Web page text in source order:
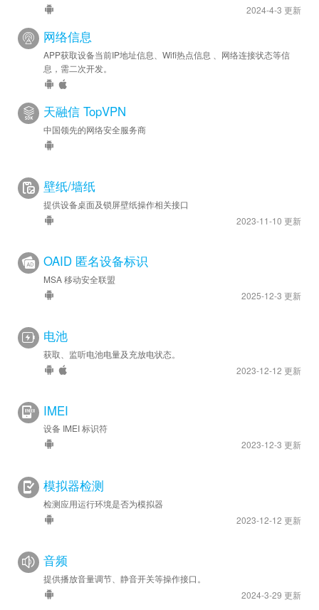
2024-4-3 更新
网络信息
APP获取设备当前IP地址信息、Wifi热点信息 、网络连接状态等信
息，需二次开发。
天融信 TopVPN
中国领先的网络安全服务商
壁纸/墙纸
提供设备桌面及锁屏壁纸操作相关接口
2023-11-10 更新
OAID 匿名设备标识
MSA 移动安全联盟
2025-12-3 更新
电池
获取、监听电池电量及充放电状态。
2023-12-12 更新
IMEI
设备 IMEI 标识符
2023-12-3 更新
模拟器检测
检测应用运行环境是否为模拟器
2023-12-12 更新
音频
提供播放音量调节、静音开关等操作接口。
2024-3-29 更新